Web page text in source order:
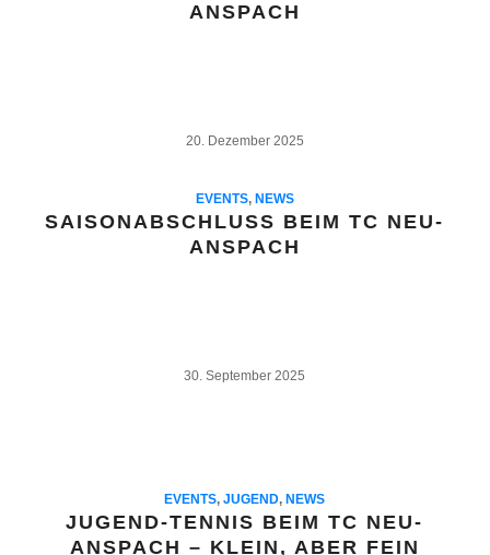
ANSPACH
20. Dezember 2025
EVENTS, NEWS
SAISONABSCHLUSS BEIM TC NEU-
ANSPACH
30. September 2025
EVENTS,JUGEND, NEWS
JUGEND-TENNIS BEIM TC NEU-
ANSPACH – KLEIN, ABER FEIN